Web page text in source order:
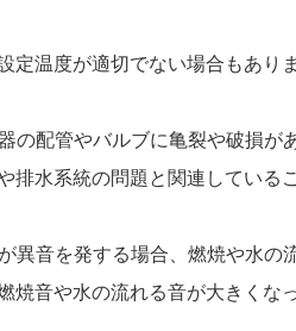
定温度が適切でない場合もありま
の配管やバルブに亀裂や破損が
排水系統の問題と関連している
異音を発する場合、燃焼や水の
焼音や水の流れる音が大きくな